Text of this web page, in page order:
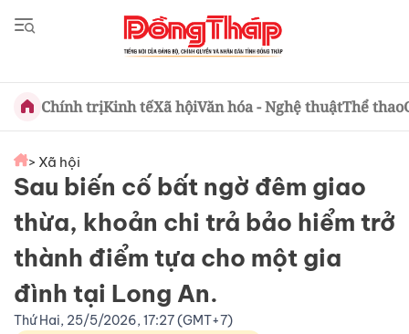
Chính trịKinh tếXã hộiVăn hóa - Nghệ thuậtThể thao
> Xã hội
Sau biến cố bất ngờ đêm giao
thừa, khoản chi trả bảo hiểm trở
thành điểm tựa cho một gia
đình tại Long An.
Thứ Hai, 25/5/2026, 17:27 (GMT+7)